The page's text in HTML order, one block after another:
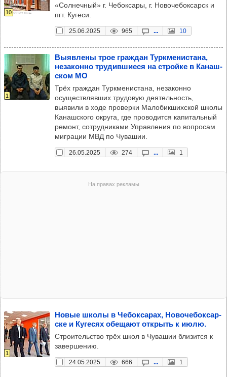
10
«Солнечный» г. Чебоксары, г. Новочебоксарск и
пгт. Кугеси.
25.06.2025 965 ... 10
1
Выяв­лены трое граж­дан Тур­кме­нис­тана,
неза­конно тру­див­ши­еся на стройке в Канаш­
ском МО
Трёх граждан Туркменистана, незаконно
осуществлявших трудовую деятельность,
выявили в ходе проверки Малобикшихской школы
Канашского округа, где проводится капитальный
ремонт, сотрудниками Управления по вопросам
миграции МВД по Чувашии.
26.05.2025 274 ... 1
1
Новые школы в Чебок­са­рах, Ново­че­бок­сар­
ске и Куге­сях обе­щают открыть к июлю.
Строительство трёх школ в Чувашии близится к
завершению.
24.05.2025 666 ... 1